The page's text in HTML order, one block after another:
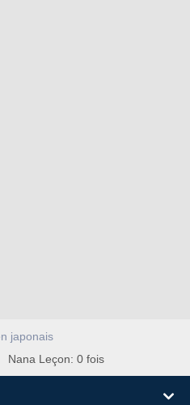
japonais
Nana Leçon: 0 fois